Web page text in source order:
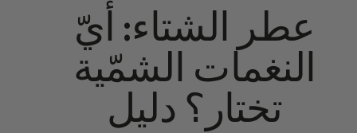
عطر الشتاء: أيّ
النغمات الشمّية
تختار؟ دليل